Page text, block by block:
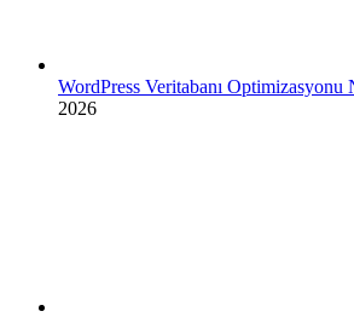
WordPress Veritabanı Optimizasyonu
2026